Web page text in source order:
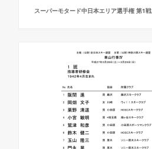
スーパーモタード中日本エリア選手権 第1戦